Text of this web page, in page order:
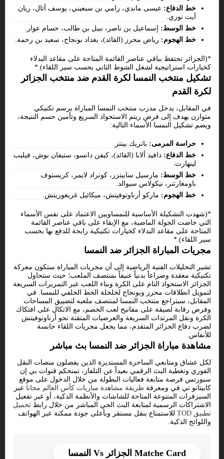
خط الدفاع: عيسى ماندي، رامي بن سبعيني، يوسف أتال، ريان
آيت نوري.
خط الوسط: إسماعيل بن ناصر، نبيل بن طالب، حسام عوار.
خط الهجوم: رياض محرز (القائد)، بغداد بونجاح، سعيد بن رحمة.
*(الجزائر تحتفظ بباقي عناصر القائمة المتاحة على مقاعد البدلاء
كخيارات استراتيجية لشغل الشوط الثاني بحسب سير اللقاء).*
تشكيل منتخب النمسا لكرة القدم ضد منتخب الجزائر
لكرة القدم
في المقابل، يدخل مدرب منتخب النمسا المباراة برسم تكتيكي
متوازن يهدف إلى فرض ريتم الاستحواذ السريع وتأمين حسم النتيجة،
ويضم تشكيل النمسا الأسماء التالية:
حراسة المرمى: باتريك بينتز.
خط الدفاع: دافيد ألابا (القائد)، كيفن دانسو، ستيفان بوش، فيليب
لينهارت.
خط الوسط: مارسيل سابيتزر، كونراد لايمر، كريستوف
باومغارتنر، نيكولاس سيوالد.
خط الهجوم: ماركو أرناوتوفيتش، ميكائيل غريغوريتش.
*(شهدت التشكيلة الأساسية للنمساويين الاعتماد على نفس الأسماء
التي خاضت الجولة الماضية، مع الإبقاء على باقي عناصر القائمة
المتاحة على مقاعد البدلاء كخيارات تكتيكية رابحة للدفع بها بحسب
سير اللقاء).*
مجريات المباراة الجزائر ضد النمسا
تشير التحليلات الفنية الرياضية إلى أن مجريات المباراة ستكون معركة
تكتيكية معقدة وصراعاً بدنياً عنيفاً بمنتصف الملعب؛ حيث ستحاول
الجزائر الاستحواذ التام على الكرة وبناء اللعب عبر التمريرات السريعة
لتمويل انطلاقات محرز وبونجاح لخلخلة الخط الخلفي للنمسا. في
المقابل، سيتراجع منتخب النمسا لمنتصف ملعبه لتضييق المساحات
وفرض رقابة لصيقة على مفاتيح لعب الخصم، مع الاتكال على افتكاك
الكرة ونقل المرتدات السريعة والعرضيات المتقنة نحو أرناوتوفيتش
لضرب دفاع الجزائر المتقدم، مما يجعل مجريات اللقاء حابسة
للأنفاس.
مشاهدة مباراة الجزائر ضد النمسا بث مباشر
لكل عشاق ومتابعي الساحرة المستديرة الذين يفضلون منصات النقل
الفوري وتغطية البث الرقمي بعيداً عن التلفاز، تمنحكم قنوات بي إن
سبورتس فرصة متابعة فعاليات البطولة من خلال الدخول على موقع
كابيتانو تي في ومعرفة طريقة مشاهدة مباريات كأس العالم مجانا عبر
السيرفرات المتنوعة المتاحة للشاشات والأنظمة الذكية، أو عبر تفعيل
الاشتراكات الرسمية لمتابعة البث الحي المباشر من خلال رابط تحميل
تطبيق TOD
للاستمتاع بنقل مستقر وبأعلى جودة ممكنة عبر الهواتف
واللوائح الذكية.
Matche Card الجزائر Vs النمسا